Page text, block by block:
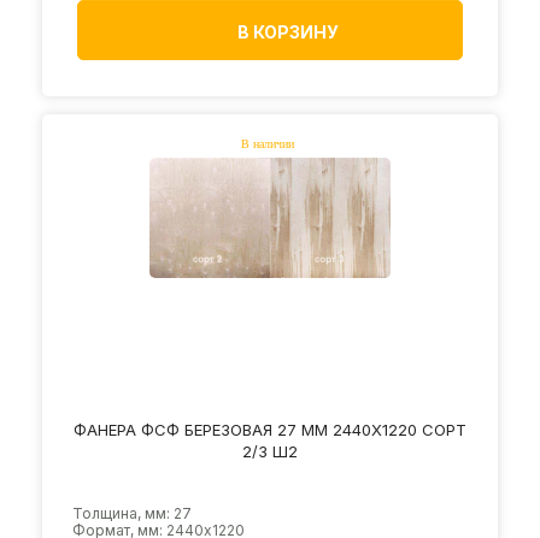
В КОРЗИНУ
ФАНЕРА ФСФ БЕРЕЗОВАЯ 27 ММ 2440Х1220 СОРТ
2/3 Ш2
Толщина, мм: 27
Формат, мм: 2440х1220